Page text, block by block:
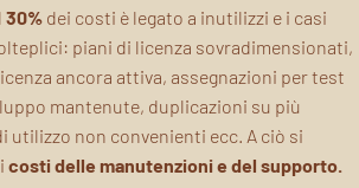
30% dei costi è legato a inutilizzi e i casi
piani di licenza sovradimensionati,
ancora attiva, assegnazioni per test
mantenute, duplicazioni su più
utilizzo non convenienti ecc. A ciò si
costi delle manutenzioni e del supporto.